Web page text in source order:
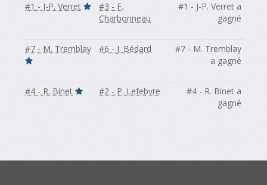
#1 - J-P. Verret
#3 - F.
Charbonneau
#1 - J-P. Verret a
gagné
#7 - M. Tremblay #6 - J. Bédard
#7 - M. Tremblay
a gagné
#4 - R. Binet #2 - P. Lefebvre
#4 - R. Binet a
gagné